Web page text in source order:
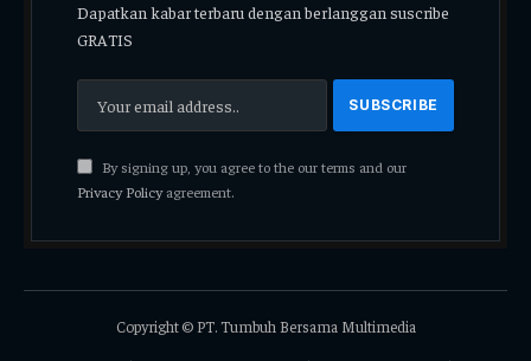
Dapatkan kabar terbaru dengan berlanggan suscribe
GRATIS
By signing up, you agree to the our terms and our
Privacy Policyagreement.
Copyright © PT. Tumbuh Bersama Multimedia